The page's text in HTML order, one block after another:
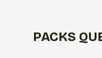
PACKS